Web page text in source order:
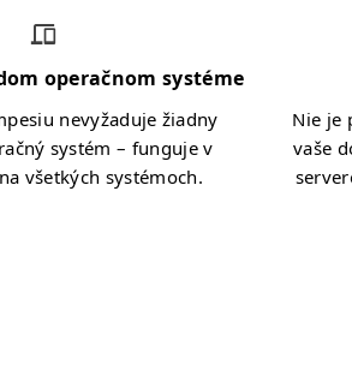
operačnom systéme
nevyžaduje žiadny
systém – funguje v
všetkých systémoch.
Nie je
vaše